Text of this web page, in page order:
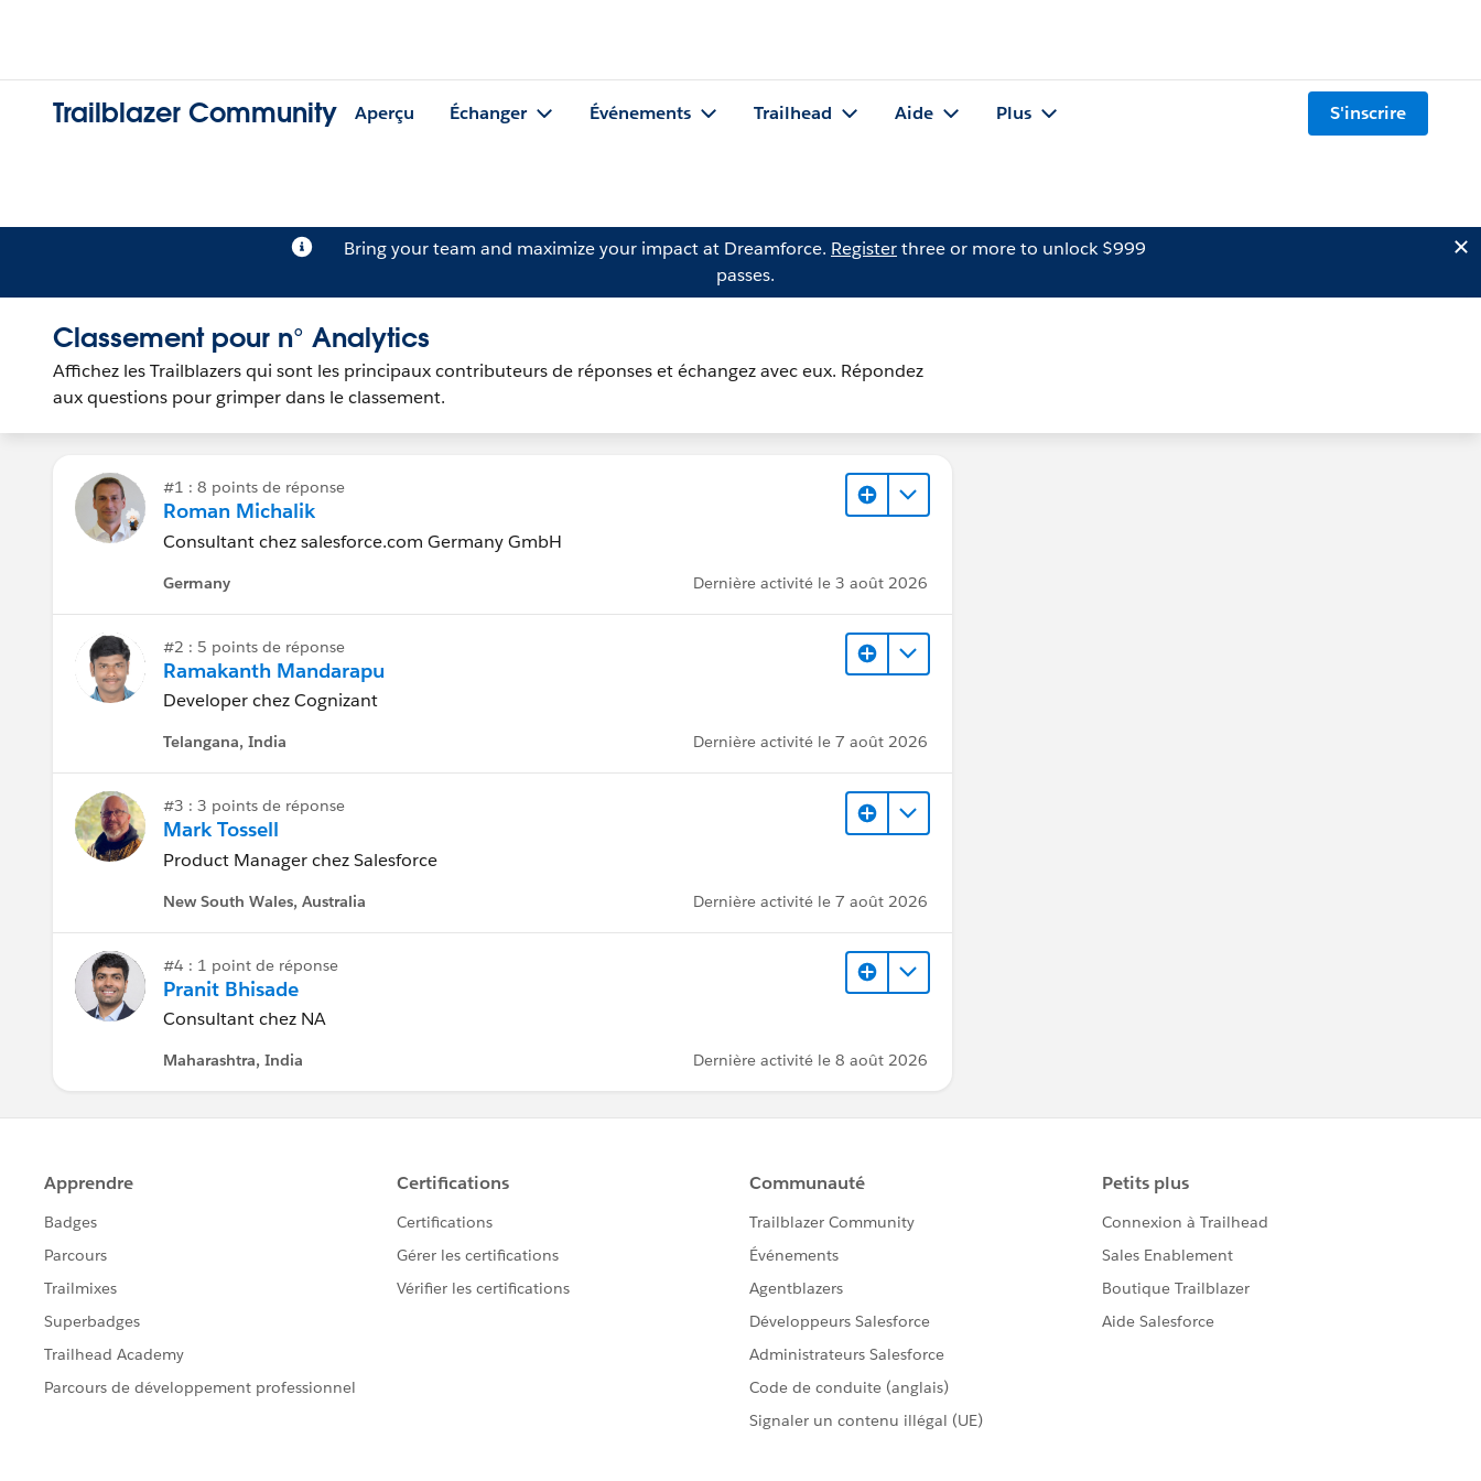
Trailblazer Community Aperçu Échanger Événements Trailhead Aide Plus S'inscrire
Bring your team and maximize your impact at Dreamforce. Registerthree or more to unlock $999
passes.
Classement pour n° Analytics
Affichez les Trailblazers qui sont les principaux contributeurs de réponses et échangez avec eux. Répondez
aux questions pour grimper dans le classement.
#1 : 8 points de réponse
Roman Michalik
Consultant chez salesforce.com Germany GmbH
Germany Dernière activité le 3 août 2026
#2 : 5 points de réponse
Ramakanth Mandarapu
Developer chez Cognizant
Telangana, India Dernière activité le 7 août 2026
#3 : 3 points de réponse
Mark Tossell
Product Manager chez Salesforce
New South Wales, Australia Dernière activité le 7 août 2026
#4 : 1 point de réponse
Pranit Bhisade
Consultant chez NA
Maharashtra, India Dernière activité le 8 août 2026